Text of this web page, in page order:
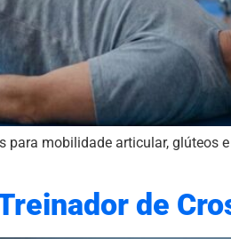
mobilidade articular, glúteos
de